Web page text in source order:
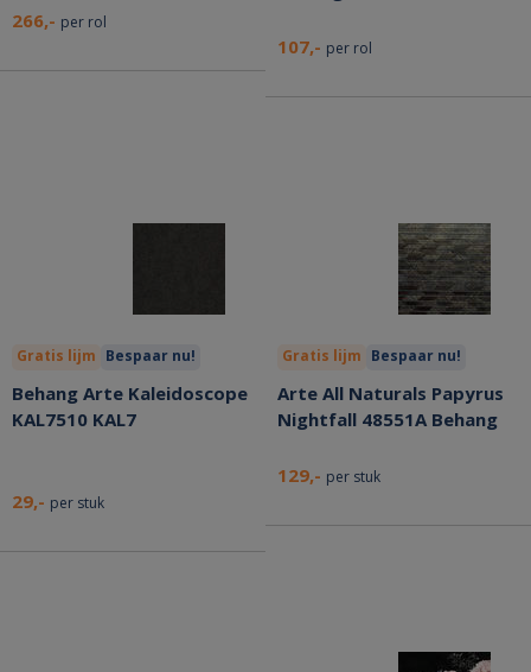
266,- per rol
107,- per rol
Gratis lijm Bespaar nu!
Behang Arte Kaleidoscope
KAL7510 KAL7
29,- per stuk
Gratis lijm Bespaar nu!
Arte All Naturals Papyrus
Nightfall 48551A Behang
129,- per stuk